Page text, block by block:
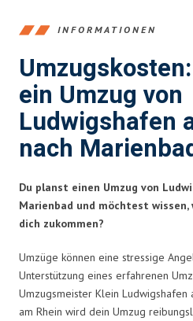
INFORMATIONEN
ein Umzug von
Ludwigshafen
nach
Du planst einen Umzug von
Marienbad und möchtest wissen,
dich zukommen?
Umzüge können eine stressige
Unterstützung eines erfahrenen
Umzugsmeister Klein Ludwigshafen
am Rhein wird dein Umzug